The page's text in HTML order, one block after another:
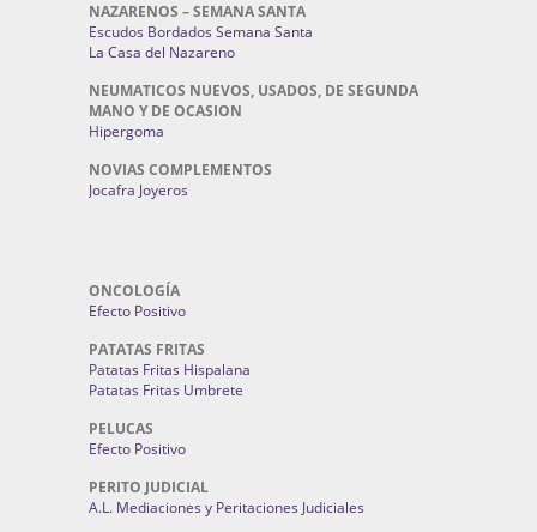
NAZARENOS – SEMANA SANTA
Escudos Bordados Semana Santa
La Casa del Nazareno
NEUMATICOS NUEVOS, USADOS, DE SEGUNDA
MANO Y DE OCASION
Hipergoma
NOVIAS COMPLEMENTOS
Jocafra Joyeros
ONCOLOGÍA
Efecto Positivo
PATATAS FRITAS
Patatas Fritas Hispalana
Patatas Fritas Umbrete
PELUCAS
Efecto Positivo
PERITO JUDICIAL
A.L. Mediaciones y Peritaciones Judiciales